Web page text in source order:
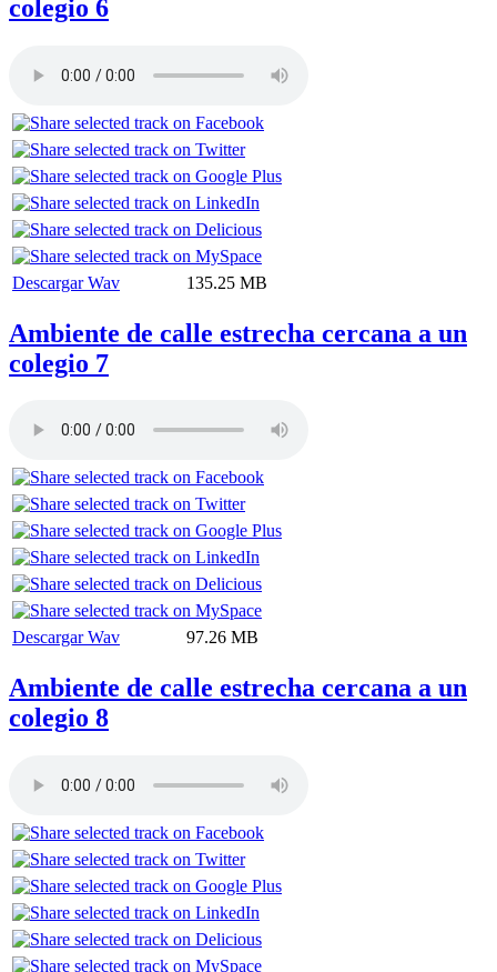
colegio 6
Descargar Wav 135.25 MB
Ambiente de calle estrecha cercana a un
colegio 7
Descargar Wav 97.26 MB
Ambiente de calle estrecha cercana a un
colegio 8